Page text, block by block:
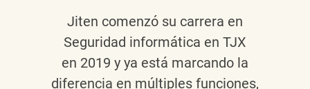
Jiten comenzó su carrera en
Seguridad informática en TJX
en 2019 y ya está marcando la
diferencia en múltiples funciones,